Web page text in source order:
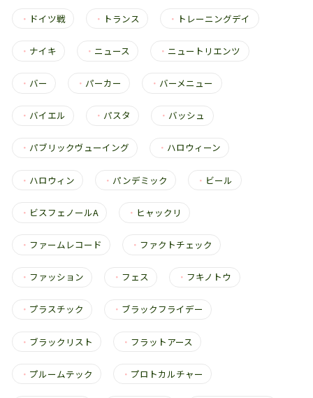
・ ドイツ戦 ・ トランス ・ トレーニングデイ
・ ナイキ ・ ニュース ・ ニュートリエンツ
・ バー ・ パーカー ・ バーメニュー
・ バイエル ・ パスタ ・ バッシュ
・ パブリックヴューイング ・ ハロウィーン
・ ハロウィン ・ パンデミック ・ ビール
・ ビスフェノールA ・ ヒャックリ
・ ファームレコード ・ ファクトチェック
・ ファッション ・ フェス ・ フキノトウ
・ プラスチック ・ ブラックフライデー
・ ブラックリスト ・ フラットアース
・ プルームテック ・ プロトカルチャー